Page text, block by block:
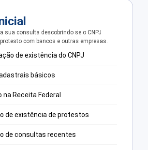
sua consulta descobrindo se o CNPJ
com bancos e outras empresas.
de existência do CNPJ
básicos
na Receita Federal
de existência de protestos
de consultas recentes